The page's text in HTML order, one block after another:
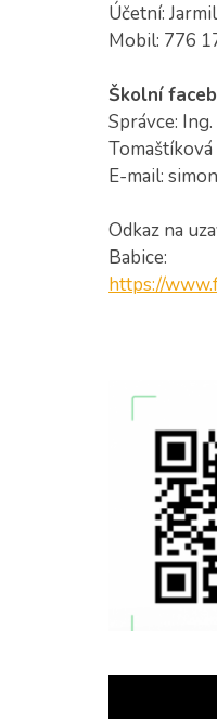
Účetní:
Mobil: 776
Školní
Správce:
Tomaštíková
E-mail:
Odkaz na
Babice:
https://